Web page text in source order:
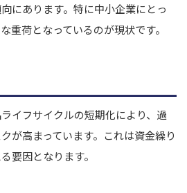
にあります。特に中小企業にとっ
重荷となっているのが現状です。
イフサイクルの短期化により、過
が高まっています。これは資金繰り
要因となります。